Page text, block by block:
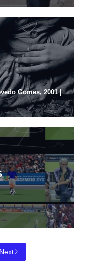
Gomes, 2001 |
Next